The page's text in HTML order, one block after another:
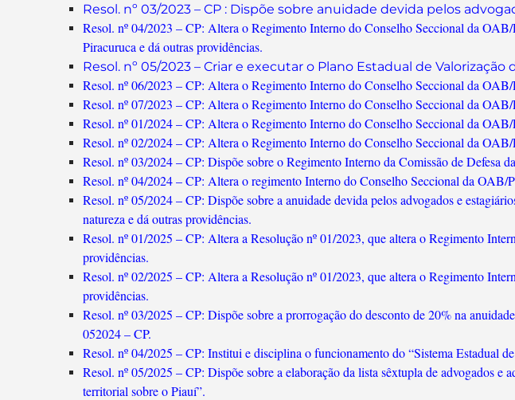
Resol. nº 03/2023 – CP : Dispõe sobre anuidade devida pelos
Resol. nº 04/2023 – CP: Altera o Regimento Interno do Conselho Seccional da
Piracuruca e dá outras providências.
Resol. nº 05/2023 – Criar e executar o Plano Estadual de
Resol. nº 06/2023 – CP: Altera o Regimento Interno do Conselho Seccional da
Resol. nº 07/2023 – CP: Altera o Regimento Interno do Conselho Seccional da
Resol. nº 01/2024 – CP: Altera o Regimento Interno do Conselho Seccional da
Resol. nº 02/2024 – CP: Altera o Regimento Interno do Conselho Seccional da
Resol. nº 03/2024 – CP: Dispõe sobre o Regimento Interno da Comissão de
Resol. nº 04/2024 – CP: Altera o regimento Interno do Conselho Seccional da OAB/
Resol. nº 05/2024 – CP: Dispõe sobre a anuidade devida pelos advogados e
natureza e dá outras providências.
Resol. nº 01/2025 – CP: Altera a Resolução nº 01/2023, que altera o Regimento
providências.
Resol. nº 02/2025 – CP: Altera a Resolução nº 01/2023, que altera o Regimento
providências.
Resol. nº 03/2025 – CP: Dispõe sobre a prorrogação do desconto de 20% na
052024 – CP.
Resol. nº 04/2025 – CP: Institui e disciplina o funcionamento do “Sistema Estadual
Resol. nº 05/2025 – CP: Dispõe sobre a elaboração da lista sêxtupla de advogados
territorial sobre o Piauí”.